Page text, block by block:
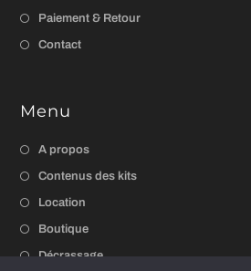
Paiement & Retour
Contact
Menu
A propos
Contenus des kits
Location
Boutique
Décrassage